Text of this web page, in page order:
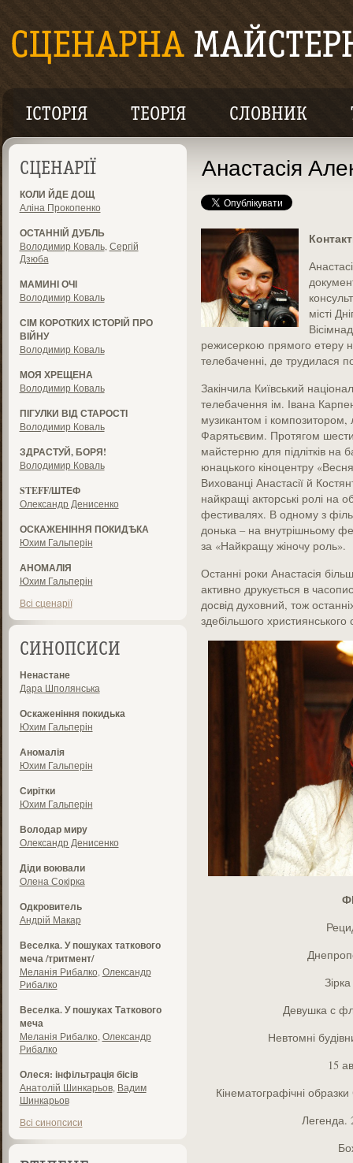
ІСТОРІЯ ТЕОРІЯ СЛОВНИК
СЦЕНАРІЇ
КОЛИ ЙДЕ ДОЩ
Аліна Прокопенко
ОСТАННІЙ ДУБЛЬ
Володимир Коваль, Сергій
Дзюба
МАМИНІ ОЧІ
Володимир Коваль
СІМ КОРОТКИХ ІСТОРІЙ ПРО
ВІЙНУ
Володимир Коваль
МОЯ ХРЕЩЕНА
Володимир Коваль
ПІГУЛКИ ВІД СТАРОСТІ
Володимир Коваль
ЗДРАСТУЙ, БОРЯ!
Володимир Коваль
STEFF/ШТЕФ
Олександр Денисенко
ОСКАЖЕНІННЯ ПОКИДѢКА
Юхим Гальперін
АНОМАЛІЯ
Юхим Гальперін
Всі сценарії
СИНОПСИСИ
Ненастане
Дара Шполянська
Оскаженіння покидька
Юхим Гальперін
Аномалія
Юхим Гальперін
Сирітки
Юхим Гальперін
Володар миру
Олександр Денисенко
Діди воювали
Олена Сокірка
Одкровитель
Андрій Макар
Веселка. У пошуках таткового
меча /тритмент/
Меланія Рибалко Олександр
Рибалко
Веселка. У пошуках Таткового
меча
Меланія Рибалко Олександр
Рибалко
Олеся: інфільтрація бісів
Анатолій Шинкарьов, Вадим
Шинкарьов
Всі синопсиси
Анастасія
місті
режисеркою прямого етеру
телебаченні, де трудилася
Закінчила Київський
телебачення ім. Івана
музикантом і композитором,
Фарятьєвим. Протягом
майстерню для підлітків на
юнацького кіноцентру
Вихованці Анастасії й
найкращі акторські ролі на
фестивалях. В одному з
донька – на внутрішньому
за «Найкращу жіночу роль».
Останні роки Анастасія
активно друкується в
досвід духовний, тож
здебільшого
Девушка с
Невтомні
15
Кінематографічні
Легенда.